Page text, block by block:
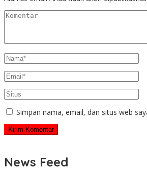
Simpan nama, email, dan situs web
News Feed